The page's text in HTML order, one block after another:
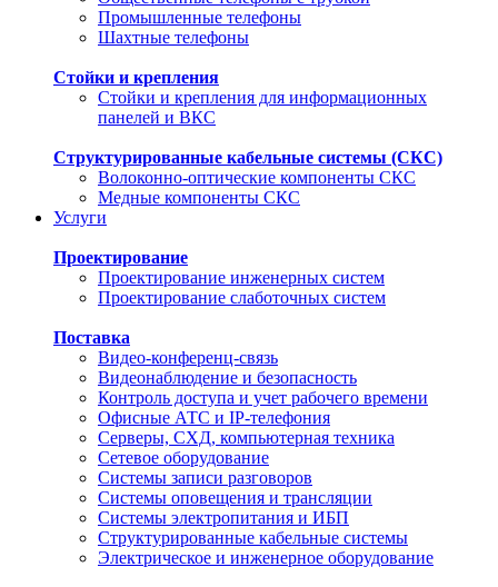
Промышленные телефоны
Шахтные телефоны
Стойки и крепления
Стойки и крепления для информационных
панелей и ВКС
Структурированные кабельные системы (СКС)
Волоконно-оптические компоненты СКС
Медные компоненты СКС
Услуги
Проектирование
Проектирование инженерных систем
Проектирование слаботочных систем
Поставка
Видео-конференц-связь
Видеонаблюдение и безопасность
Контроль доступа и учет рабочего времени
Офисные АТС и IP-телефония
Серверы, СХД, компьютерная техника
Сетевое оборудование
Системы записи разговоров
Системы оповещения и трансляции
Системы электропитания и ИБП
Структурированные кабельные системы
Электрическое и инженерное оборудование